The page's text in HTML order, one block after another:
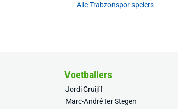
Alle Trabzonspor spelers
Voetballers
Jordi Cruijff
Marc-André ter Stegen